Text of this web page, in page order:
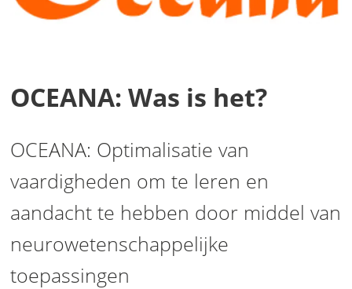
OCEANA: Was is het?
OCEANA: Optimalisatie van
vaardigheden om te leren en
aandacht te hebben door middel van
neurowetenschappelijke
toepassingen